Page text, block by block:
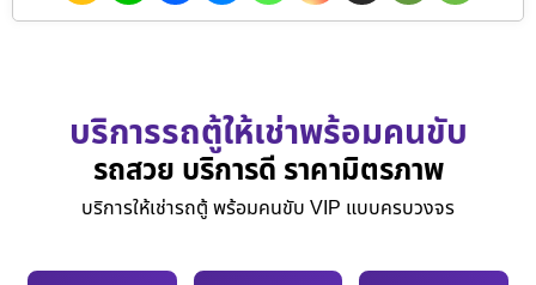
บริการรถตู้ให้เช่าพร้อมคนขับ
รถสวย บริการดี ราคามิตรภาพ
บริการให้เช่ารถตู้ พร้อมคนขับ VIP แบบครบวงจร